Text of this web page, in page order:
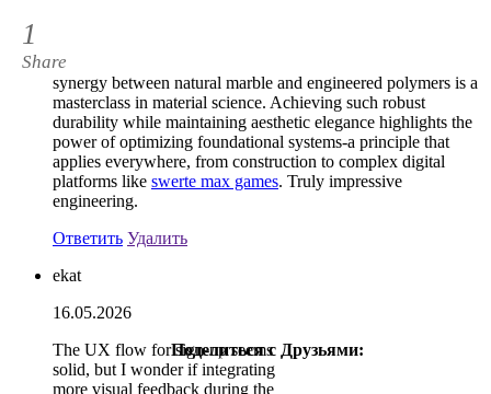
1
Share
synergy between natural marble and engineered polymers is a
masterclass in material science. Achieving such robust
durability while maintaining aesthetic elegance highlights the
power of optimizing foundational systems-a principle that
applies everywhere, from construction to complex digital
platforms like swerte max games. Truly impressive
engineering.
Ответить Удалить
ekat
16.05.2026
Поделиться с Друзьями:
1
The UX flow for sign-up seems
solid, but I wonder if integrating
more visual feedback during the